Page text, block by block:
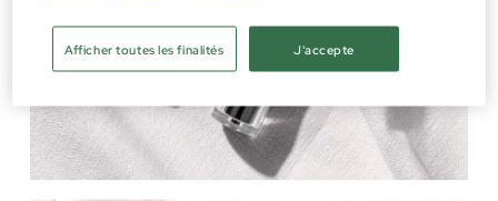
J'accepte
Afficher toutes les finalités